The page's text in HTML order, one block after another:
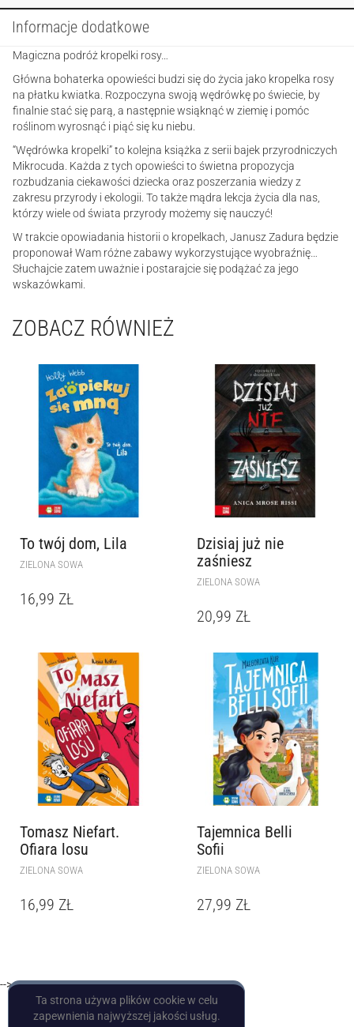
Informacje dodatkowe
Magiczna podróż kropelki rosy…
Główna bohaterka opowieści budzi się do życia jako kropelka rosy
na płatku kwiatka. Rozpoczyna swoją wędrówkę po świecie, by
finalnie stać się parą, a następnie wsiąknąć w ziemię i pomóc
roślinom wyrosnąć i piąć się ku niebu.
“Wędrówka kropelki” to kolejna książka z serii bajek przyrodniczych
Mikrocuda. Każda z tych opowieści to świetna propozycja
rozbudzania ciekawości dziecka oraz poszerzania wiedzy z
zakresu przyrody i ekologii. To także mądra lekcja życia dla nas,
którzy wiele od świata przyrody możemy się nauczyć!
W trakcie opowiadania historii o kropelkach, Janusz Zadura będzie
proponował Wam różne zabawy wykorzystujące wyobraźnię…
Słuchajcie zatem uważnie i postarajcie się podążać za jego
wskazówkami.
ZOBACZ RÓWNIEŻ
To twój dom, Lila
ZIELONA SOWA
16,99 ZŁ
Dzisiaj już nie
zaśniesz
ZIELONA SOWA
20,99 ZŁ
Tomasz Niefart.
Ofiara losu
ZIELONA SOWA
16,99 ZŁ
Tajemnica Belli
Sofii
ZIELONA SOWA
27,99 ZŁ
-->
Ta strona używa plików cookie w celu
zapewnienia najwyższej jakości usług.